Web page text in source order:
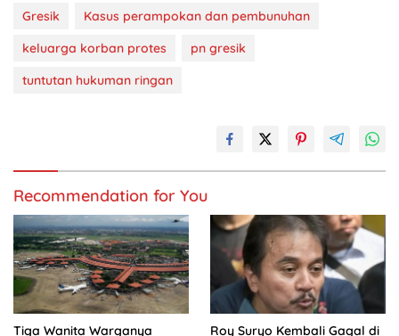
Gresik
Kasus perampokan dan pembunuhan
keluarga korban protes
pn gresik
tuntutan hukuman ringan
Recommendation for You
Tiga Wanita Warganya
Roy Suryo Kembali Gagal di